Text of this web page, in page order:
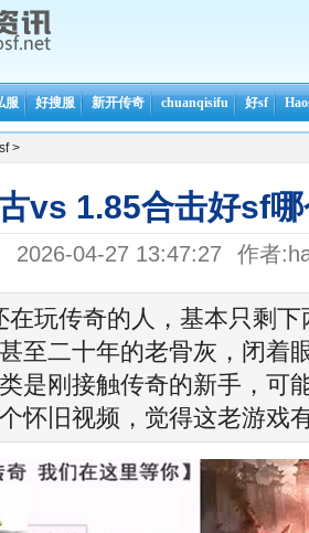
服 好搜服 新开传奇 chuanqisifu 好sf
>
vs 1.85合击好sf
2026-04-27 13:47:27 作者
在玩传奇的人，基本只剩
至二十年的老骨灰，闭着
是刚接触传奇的新手，可
怀旧视频，觉得这老游戏